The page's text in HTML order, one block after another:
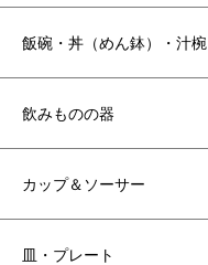
飯碗・丼（めん鉢）・汁椀
飲みものの器
カップ＆ソーサー
皿・プレート